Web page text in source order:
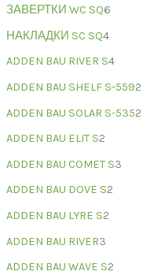
ЗАВЕРТКИ WC SQ6
НАКЛАДКИ SC SQ4
ADDEN BAU RIVER S4
ADDEN BAU SHELF S-5592
ADDEN BAU SOLAR S-5352
ADDEN BAU ELIT S2
ADDEN BAU COMET S3
ADDEN BAU DOVE S2
ADDEN BAU LYRE S2
ADDEN BAU RIVER3
ADDEN BAU WAVE S2